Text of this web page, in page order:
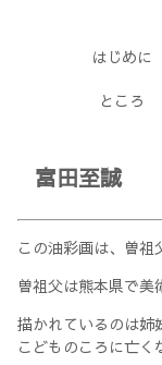
はじめに
ところ
富田至誠
この油彩画は、曽祖
曽祖父は熊本県で美
描かれているのは姉
こどものころに亡く